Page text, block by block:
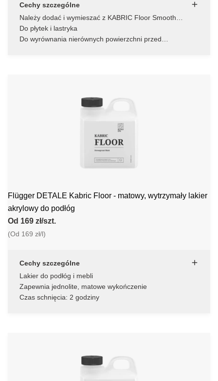
Cechy szczególne
Należy dodać i wymieszać z KABRIC Floor Smooth
Prepare
Do płytek i lastryka
Do wyrównania nierównych powierzchni przed
Flügger DETALE Kabric Floor - matowy, wytrzymały lakier
akrylowy do podłóg
Od 169 zł/szt.
(Od 169 zł/l)
Cechy szczególne
Lakier do podłóg i mebli
Zapewnia jednolite, matowe wykończenie
Czas schnięcia: 2 godziny